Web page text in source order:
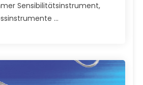
Sensibilitätsinstrument,
...